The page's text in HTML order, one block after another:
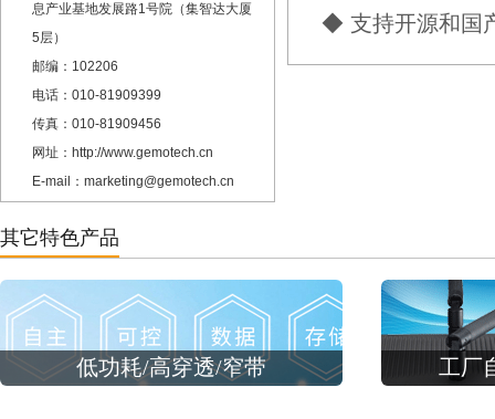
息产业基地发展路1号院（集智达大厦
5层）
邮编：102206
电话：010-81909399
传真：010-81909456
网址：http://www.gemotech.cn
E-mail：marketing@gemotech.cn
◆ 支持开源和国
其它特色产品
低功耗/高穿透/窄带 工厂